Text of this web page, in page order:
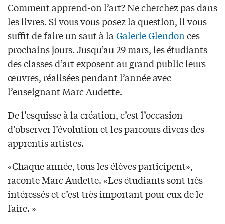
Comment apprend-on l’art? Ne cherchez pas dans
les livres. Si vous vous posez la question, il vous
suffit de faire un saut à laGalerie Glendonces
prochains jours. Jusqu’au 29 mars, les étudiants
des classes d’art exposent au grand public leurs
œuvres, réalisées pendant l’année avec
l’enseignant Marc Audette.
De l’esquisse à la création, c’est l’occasion
d’observer l’évolution et les parcours divers des
apprentis artistes.
«Chaque année, tous les élèves participent»,
raconte Marc Audette. «Les étudiants sont très
intéressés et c’est très important pour eux de le
faire. »